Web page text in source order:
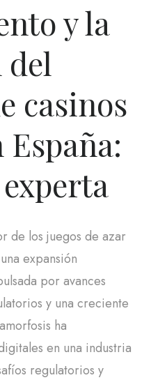
y la
casinos
de los juegos de azar
expansión
por avances
y una creciente
ha
en una industria
regulatorios y